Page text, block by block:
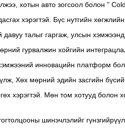
хотын авто зогсоол болон "
хэрэгтэй. Бүс нутгийн
давуу талыг гаргаж, улсын
гурвалжин хойгийн
инновацийн платформ
Хөх мөрний эдийн засгийн
хэрэгтэй. Мөн том хотууд болон
шинэчлэлийг